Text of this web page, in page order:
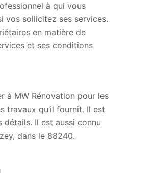
à qui vous
vos sollicitez ses services.
en matière de
et ses conditions
à MW Rénovation pour les
travaux qu’il fournit. Il est
Il est aussi connu
dans le 88240.